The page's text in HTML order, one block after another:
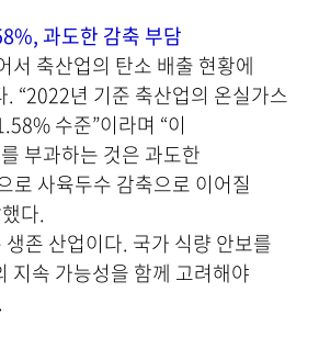
과도한 감축 부담
서 축산업의 탄소 배출 현황에
“2022년 기준 축산업의 온실가스
수준”이라며 “이
부과하는 것은 과도한
로 사육두수 감축으로 이어질
다.
생존 산업이다. 국가 식량 안보를
지속 가능성을 함께 고려해야